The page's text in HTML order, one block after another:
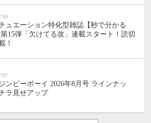
10
ュエーション特化型雑誌【秒で分かる
15弾「欠けてる攻」連載スタート！読切
！
07
ンビーボーイ 2026年8月号 ラインナッ
ラ見せアップ